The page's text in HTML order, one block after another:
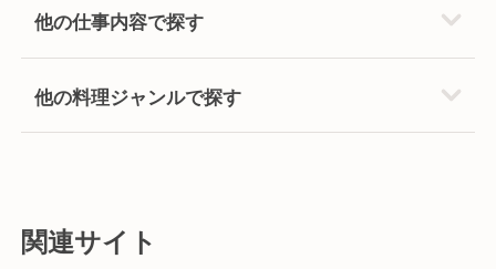
他の仕事内容で探す
他の料理ジャンルで探す
関連サイト